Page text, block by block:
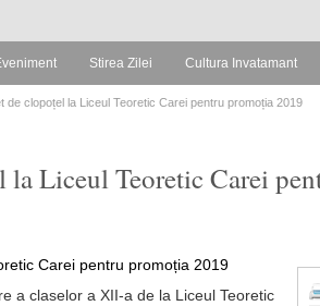
Stirea Zilei Cultura Invatamant
de clopoțel la Liceul Teoretic Carei pentru promoția 2019
Liceul Teoretic Carei
a claselor a XII-a de la Liceul Teoretic